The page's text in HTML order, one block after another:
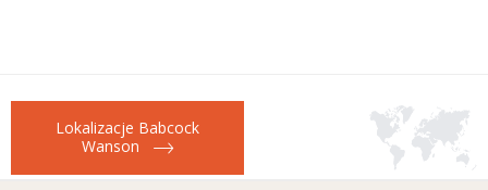
Lokalizacje Babcock
Wanson